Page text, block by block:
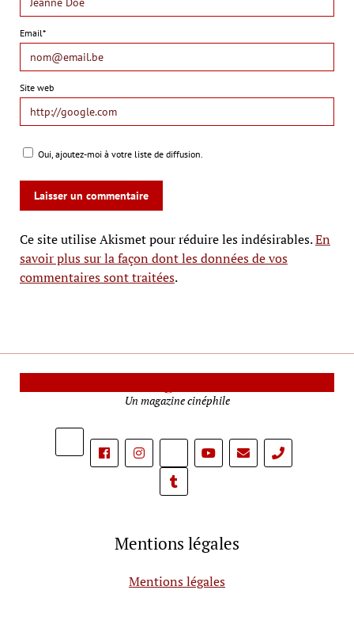
Email*
Site web
Oui, ajoutez-moi à votre liste de diffusion.
Ce site utilise Akismet pour réduire les indésirables.En
savoir plus sur la façon dont les données de vos
commentaires sont traitées.
Un magazine cinéphile
phone
Mentions légales
Mentions légales